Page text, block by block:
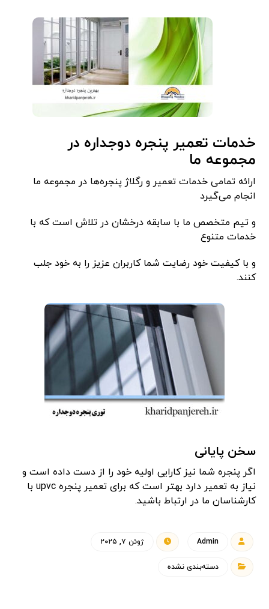
خدمات تعمیر پنجره دوجداره در
مجموعه ما
ارائه تمامی خدمات تعمیر و رگلاژ پنجره‌ها در مجموعه ما
انجام می‌گیرد
و تیم متخصص ما با سابقه درخشان در تلاش است که با
خدمات متنوع
و با کیفیت خود رضایت شما کاربران عزیز را به خود جلب
کنند.
سخن پایانی
اگر پنجره شما نیز کارایی اولیه خود را از دست داده است و
نیاز به تعمیر دارد بهتر است که برای تعمیر پنجره upvc با
کارشناسان ما در ارتباط باشید.
Admin ژوئن ۷, ۲۰۲۵
دسته‌بندی نشده